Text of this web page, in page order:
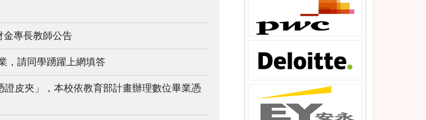
金專長教師公告
，請同學踴躍上網填答
證皮夾」，本校依教育部計畫辦理數位畢業憑